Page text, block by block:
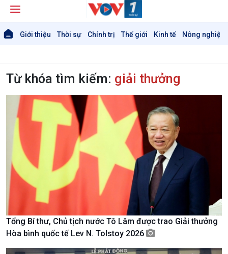
Giới thiệu Thời sự Chính trị Thế giới Kinh tế Nông nghiệp
Từ khóa tìm kiếm: giải thưởng
Tổng Bí thư, Chủ tịch nước Tô Lâm được trao Giải thưởng
Hòa bình quốc tế Lev N. Tolstoy 2026